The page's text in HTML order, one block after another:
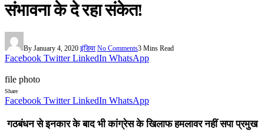
संभावना के दे रहा संकेत!
By January 4, 2020 इंडिया No Comments3 Mins Read
Facebook Twitter LinkedIn WhatsApp
file photo
Share
Facebook Twitter LinkedIn WhatsApp
गठबंधन से इनकार के बाद भी कांग्रेस के खिलाफ हमलावर नहीं सपा प्रमुख